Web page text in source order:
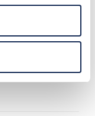
nella principale
il mondo
tra le più belle
perdere, un vero